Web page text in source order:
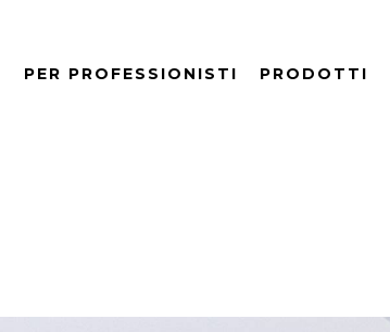
PER PROFESSIONISTI PRODOTTI